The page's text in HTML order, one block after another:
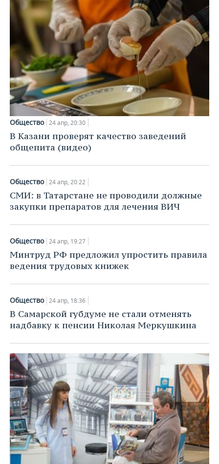
Общество 24 апр, 20:30
В Казани проверят качество заведений
общепита (видео)
Общество 24 апр, 20:22
СМИ: в Татарстане не проводили должные
закупки препаратов для лечения ВИЧ
Общество 24 апр, 19:27
Минтруд РФ предложил упростить правила
ведения трудовых книжек
Общество 24 апр, 18:36
В Самарской губдуме не стали отменять
надбавку к пенсии Николая Меркушкина